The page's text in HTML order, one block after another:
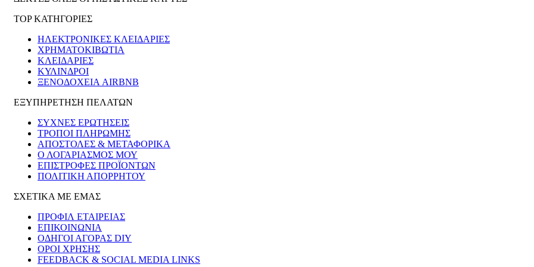
TOP ΚΑΤΗΓΟΡΙΕΣ
ΗΛΕΚΤΡΟΝΙΚΈΣ ΚΛΕΙΔΑΡΙΈΣ
ΧΡΗΜΑΤΟΚΙΒΏΤΙΑ
ΚΛΕΙΔΑΡΙΈΣ
ΚΎΛΙΝΔΡΟΙ
ΞΕΝΟΔΟΧΕΊΑ AIRBNB
ΕΞΥΠΗΡΕΤΗΣΗ ΠΕΛΑΤΩΝ
ΣΥΧΝΕΣ ΕΡΩΤΗΣΕΙΣ
ΤΡΟΠΟΙ ΠΛΗΡΩΜΗΣ
ΑΠΟΣΤΟΛΕΣ & ΜΕΤΑΦΟΡΙΚΑ
Ο ΛΟΓΑΡΙΑΣΜΟΣ ΜΟΥ
ΕΠΙΣΤΡΟΦΕΣ ΠΡΟΪΟΝΤΩΝ
ΠΟΛΙΤΙΚΗ ΑΠΟΡΡΗΤΟΥ
ΣΧΕΤΙΚΑ ΜΕ ΕΜΑΣ
ΠΡΟΦΙΛ ΕΤΑΙΡΕΙΑΣ
ΕΠΙΚΟΙΝΩΝΙΑ
ΟΔΗΓΟΙ ΑΓΟΡΑΣ DIY
ΟΡΟΙ ΧΡΗΣΗΣ
FEEDBACK & SOCIAL MEDIA LINKS